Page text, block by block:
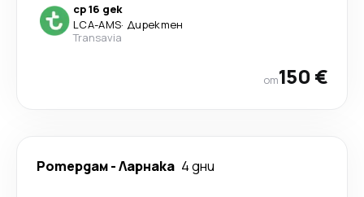
ср 16 дек
LCA-AMS· Директен
Transavia
от150 €
Ротердам-Ларнака 4 дни